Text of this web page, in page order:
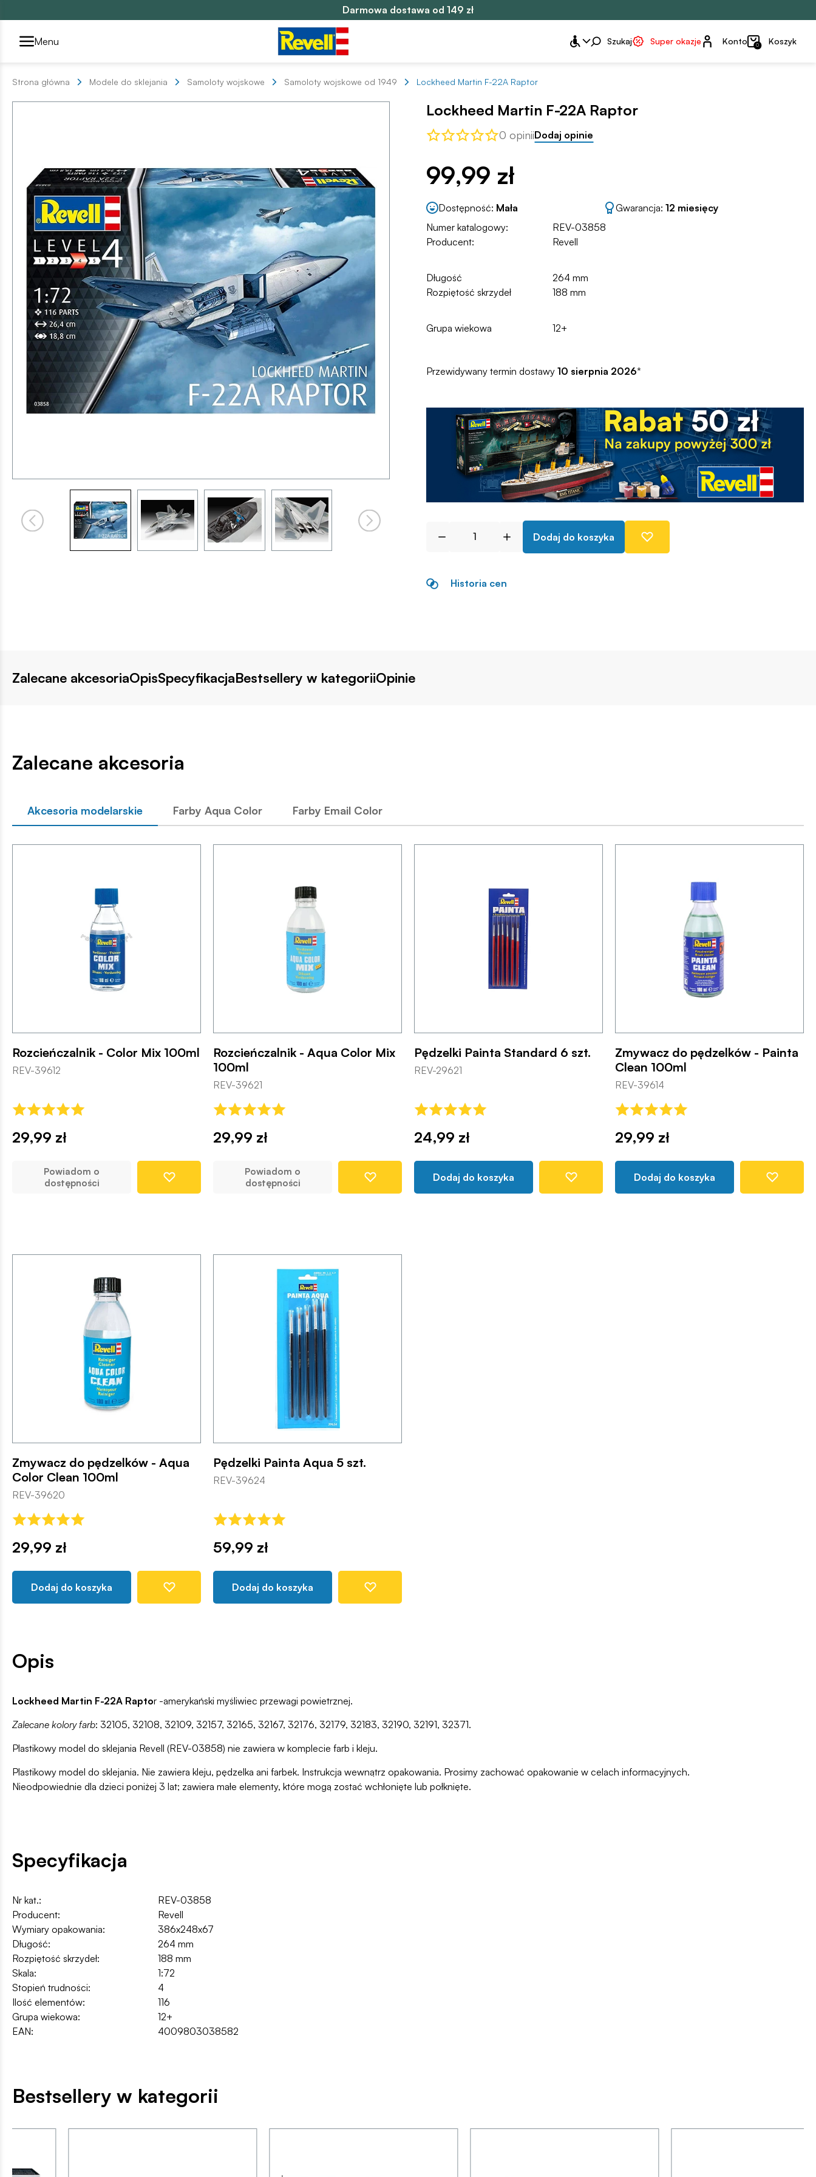
Darmowa dostawa od 149 zł
Przełącznik segmentów2
Menu Szukaj Super okazje Konto
Konto 0 Koszyk
Strona główna Modele do sklejania Samoloty wojskowe Samoloty wojskowe od 1949 Lockheed Martin F-22A Raptor
Lockheed Martin F-22A Raptor
0 opiniiDodaj opinie
99,99 zł
Dostępność: Mała Gwarancja: 12 miesięcy
Numer katalogowy:
REV-03858
Producent:
Revell
Długość
264 mm
Rozpiętość skrzydeł
188 mm
Grupa wiekowa 12+
Przewidywany termin dostawy 10 sierpnia 2026*
Dodaj do koszyka
Historia cen
Zalecane akcesoriaOpisSpecyfikacjaBestsellery w kategoriiOpinie
Zalecane akcesoria
Akcesoria modelarskie Farby Aqua Color Farby Email Color
Rozcieńczalnik - Color Mix 100ml
REV-39612
29,99 zł
Powiadom o
dostępności
Rozcieńczalnik - Aqua Color Mix
100ml
REV-39621
29,99 zł
Powiadom o
dostępności
Pędzelki Painta Standard 6 szt.
REV-29621
24,99 zł
Dodaj do koszyka
Zmywacz do pędzelków - Painta
Clean 100ml
REV-39614
29,99 zł
Dodaj do koszyka
Zmywacz do pędzelków - Aqua
Color Clean 100ml
REV-39620
29,99 zł
Dodaj do koszyka
Pędzelki Painta Aqua 5 szt.
REV-39624
59,99 zł
Dodaj do koszyka
Opis
Lockheed Martin F-22A Raptor -amerykański myśliwiec przewagi powietrznej.
Zalecane kolory farb: 32105, 32108, 32109, 32157, 32165, 32167, 32176, 32179, 32183, 32190, 32191, 32371.
Plastikowy model do sklejania Revell (REV-03858) nie zawiera w komplecie farb i kleju.
Plastikowy model do sklejania. Nie zawiera kleju, pędzelka ani farbek. Instrukcja wewnątrz opakowania. Prosimy zachować opakowanie w celach informacyjnych.
Nieodpowiednie dla dzieci poniżej 3 lat; zawiera małe elementy, które mogą zostać wchłonięte lub połknięte.
Specyfikacja
Nr kat.:
REV-03858
Producent:
Revell
Wymiary opakowania:
386x248x67
Długość:
264 mm
Rozpiętość skrzydeł:
188 mm
Skala:
1:72
Stopień trudności:
4
Ilość elementów:
116
Grupa wiekowa:
12+
EAN:
4009803038582
Bestsellery w kategorii